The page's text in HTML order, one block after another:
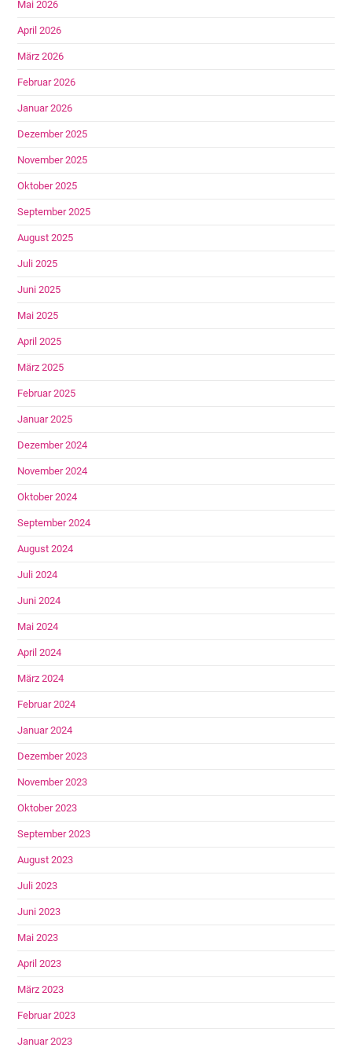
Mai 2026
April 2026
März 2026
Februar 2026
Januar 2026
Dezember 2025
November 2025
Oktober 2025
September 2025
August 2025
Juli 2025
Juni 2025
Mai 2025
April 2025
März 2025
Februar 2025
Januar 2025
Dezember 2024
November 2024
Oktober 2024
September 2024
August 2024
Juli 2024
Juni 2024
Mai 2024
April 2024
März 2024
Februar 2024
Januar 2024
Dezember 2023
November 2023
Oktober 2023
September 2023
August 2023
Juli 2023
Juni 2023
Mai 2023
April 2023
März 2023
Februar 2023
Januar 2023